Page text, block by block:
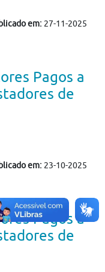
em: 27-11-2025
Pagos a
de
em: 23-10-2025
Pagos a
de